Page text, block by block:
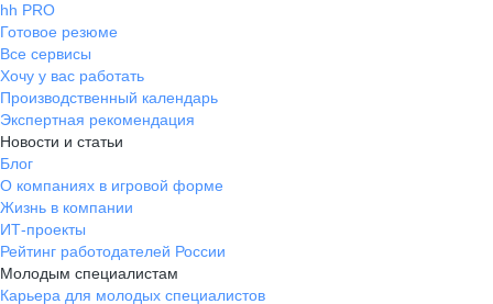
hh PRO
Готовое резюме
Все сервисы
Хочу у вас работать
Производственный календарь
Экспертная рекомендация
Новости и статьи
Блог
О компаниях в игровой форме
Жизнь в компании
ИТ-проекты
Рейтинг работодателей России
Молодым специалистам
Карьера для молодых специалистов